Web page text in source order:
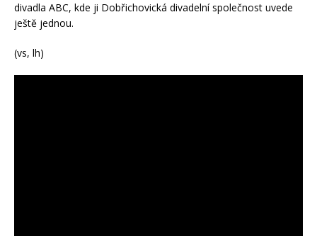
divadla ABC, kde ji Dobřichovická divadelní společnost uvede
ještě jednou.
(vs, lh)